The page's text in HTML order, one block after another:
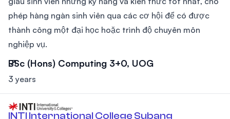
phép hàng ngàn sinh viên qua các cơ hội để có được
thành công một đại học hoặc trình độ chuyên môn
nghiệp vụ.
BSc (Hons) Computing 3+0, UOG
3 years
INTI International College Subang